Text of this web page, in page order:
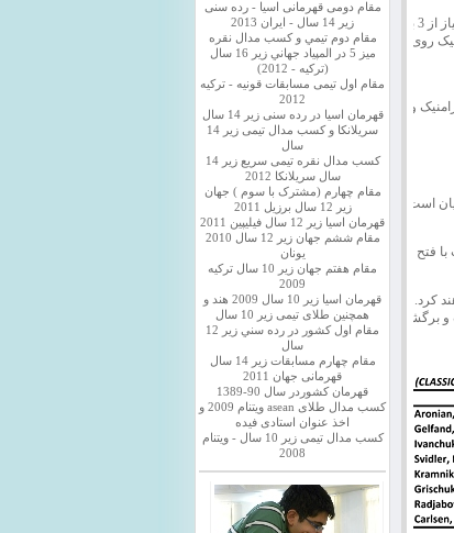
در دور سوم رویارویی بزرگان شطرنج جهان برای انتخاب حریف آناند، آرونیان ایوانچوک را هم برد تا با 2.5 امتیاز از 3 بازی بخت
روی دیدن زنده
و سویدلر با
است با تقسیم
فتح مسابقات
کرد. در دور اول
و برگشت خواهد
مقام دومی قهرمانی اسیا - رده سنی
زیر 14 سال - ایران 2013
مقام دوم تيمي و كسب مدال نقره
ميز 5 در المپياد جهاني زير 16 سال
(تركيه - 2012)
مقام اول تیمی مسابقات قونیه - ترکیه
2012
قهرمان اسیا در رده سنی زیر 14 سال
سريلانكا و کسب مدال تیمی زیر 14
سال
کسب مدال نقره تیمی سریع زیر 14
سال سریلانکا 2012
مقام چهارم (مشترک با سوم ) جهان
زیر 12 سال برزیل 2011
قهرمان اسيا زير 12 سال فیلیپین 2011
مقام ششم جهان زیر 12 سال 2010
یونان
مقام هفتم جهان زیر 10 سال ترکیه
2009
قهرمان اسيا زیر 10 سال 2009 هند و
همچنین طلای تیمی زیر 10 سال
مقام اول كشور در رده سني زير 12
سال
مقام چهارم مسابقات زیر 14 سال
قهرمانی جهان 2011
قهرمان کشوردر سال 90-1389
کسب مدال طلای asean ویتنام 2009 و
اخذ عنوان استادی فیده
کسب مدال تیمی زیر 10 سال - ویتنام
2008